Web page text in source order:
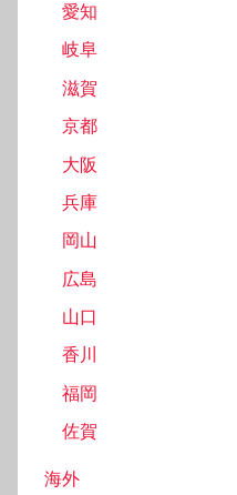
愛知
岐阜
滋賀
京都
大阪
兵庫
岡山
広島
山口
香川
福岡
佐賀
海外